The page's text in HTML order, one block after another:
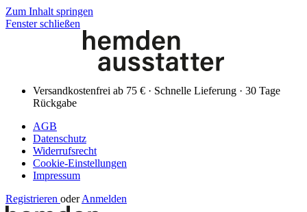
Zum Inhalt springen
Fenster schließen
Versandkostenfrei ab 75 € · Schnelle Lieferung · 30 Tage
Rückgabe
AGB
Datenschutz
Widerrufsrecht
Cookie-Einstellungen
Impressum
Registrieren oder Anmelden